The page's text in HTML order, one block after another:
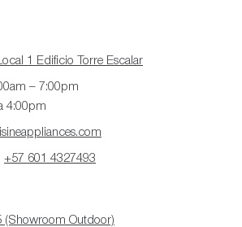
1 Edificio Torre Escalar
– 7:00pm
4:00pm
+57 601 4327493
(Showroom Outdoor)